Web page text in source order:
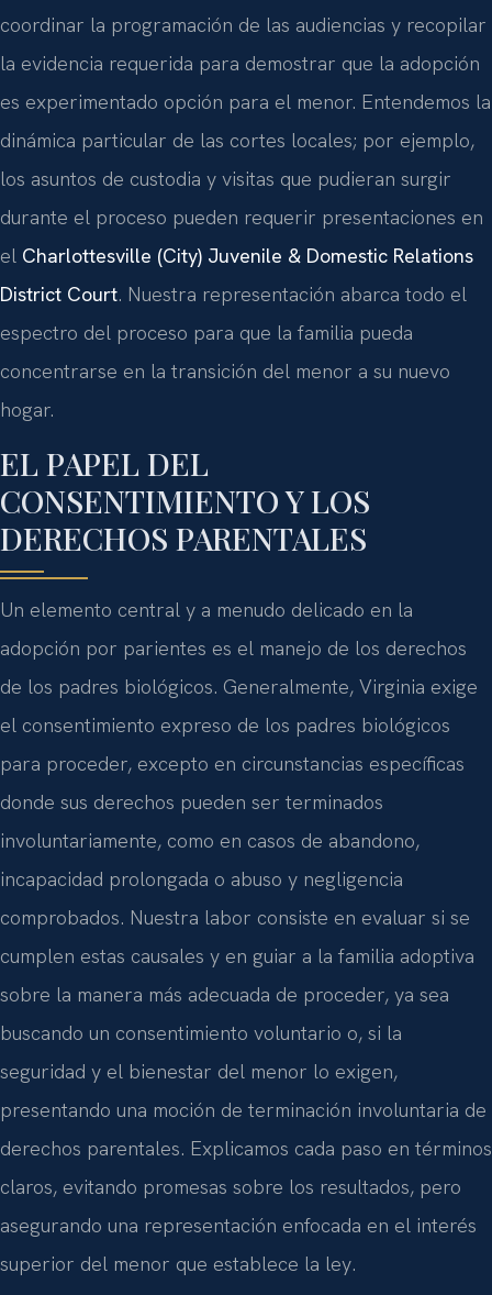
coordinar la programación de las audiencias y recopilar
la evidencia requerida para demostrar que la adopción
es experimentado opción para el menor. Entendemos la
dinámica particular de las cortes locales; por ejemplo,
los asuntos de custodia y visitas que pudieran surgir
durante el proceso pueden requerir presentaciones en
el Charlottesville (City) Juvenile & Domestic Relations
District Court. Nuestra representación abarca todo el
espectro del proceso para que la familia pueda
concentrarse en la transición del menor a su nuevo
hogar.
EL PAPEL DEL
CONSENTIMIENTO Y LOS
DERECHOS PARENTALES
Un elemento central y a menudo delicado en la
adopción por parientes es el manejo de los derechos
de los padres biológicos. Generalmente, Virginia exige
el consentimiento expreso de los padres biológicos
para proceder, excepto en circunstancias específicas
donde sus derechos pueden ser terminados
involuntariamente, como en casos de abandono,
incapacidad prolongada o abuso y negligencia
comprobados. Nuestra labor consiste en evaluar si se
cumplen estas causales y en guiar a la familia adoptiva
sobre la manera más adecuada de proceder, ya sea
buscando un consentimiento voluntario o, si la
seguridad y el bienestar del menor lo exigen,
presentando una moción de terminación involuntaria de
derechos parentales. Explicamos cada paso en términos
claros, evitando promesas sobre los resultados, pero
asegurando una representación enfocada en el interés
superior del menor que establece la ley.